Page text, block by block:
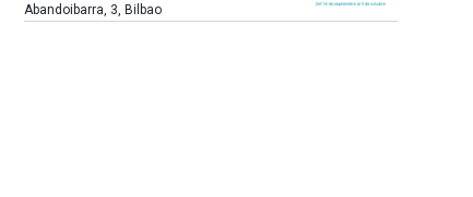
Bilbao
Abandoibarra, 3, Bilbao